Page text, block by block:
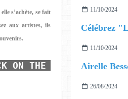
s’achète, se fait
aux artistes, ils
THE TRANSLATOR
11/10/2024
11/10/2024
26/08/2024